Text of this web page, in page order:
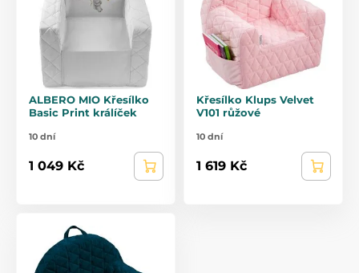
ALBERO MIO Křesílko
Basic Print králíček
10 dní
1 049 Kč
Křesílko Klups Velvet
V101 růžové
10 dní
1 619 Kč